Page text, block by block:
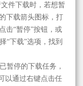
件下载时，若想暂
下载箭头图标，打
击“暂停”按钮，或
“下载”选项，找到
暂停的下载任务，
以通过右键点击任